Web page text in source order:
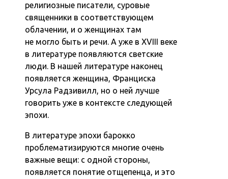
религиозные писатели, суровые
священники в соответствующем
облачении, и о женщинах там
не могло быть и речи. А уже в XVIII веке
в литературе появляются светские
люди. В нашей литературе наконец
появляется женщина, Франциска
Урсула Радзивилл, но о ней лучше
говорить уже в контексте следующей
эпохи.
В литературе эпохи барокко
проблематизируются многие очень
важные вещи: с одной стороны,
появляется понятие отщепенца, и это